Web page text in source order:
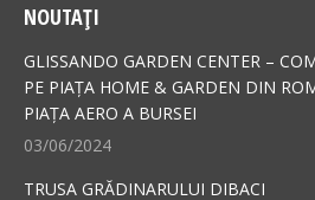
opens
in
new
window
opens
in
new
window
NOUTAȚI
GLISSANDO GARDEN CENTER –
PE PIAȚA HOME & GARDEN DIN
PIAȚA AERO A BURSEI
03/06/2024
TRUSA GRĂDINARULUI DIBACI